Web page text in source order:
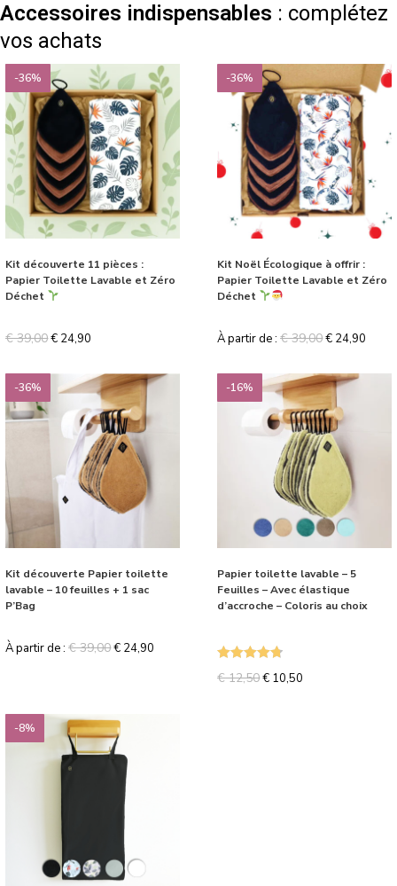
Accessoires indispensables : complétez
vos achats
-36%
Kit découverte 11 pièces :
Papier Toilette Lavable et Zéro
Déchet
€39,00€ 24,90
-36%
Kit Noël Écologique à offrir :
Papier Toilette Lavable et Zéro
Déchet
À partir de :€39,00€ 24,90
-36%
Kit découverte Papier toilette
lavable – 10 feuilles + 1 sac
P’Bag
À partir de :€39,00€ 24,90
-16%
Papier toilette lavable – 5
Feuilles – Avec élastique
d’accroche – Coloris au choix
€12,50€ 10,50
-8%